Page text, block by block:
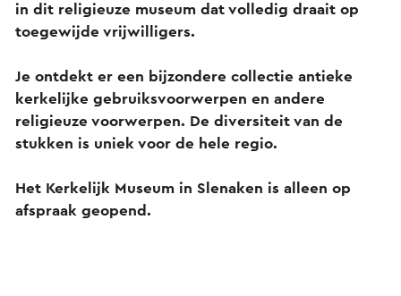
in dit religieuze museum dat volledig draait op
toegewijde vrijwilligers.
Je ontdekt er een bijzondere collectie antieke
kerkelijke gebruiksvoorwerpen en andere
religieuze voorwerpen. De diversiteit van de
stukken is uniek voor de hele regio.
Het Kerkelijk Museum in Slenaken is alleen op
afspraak geopend.